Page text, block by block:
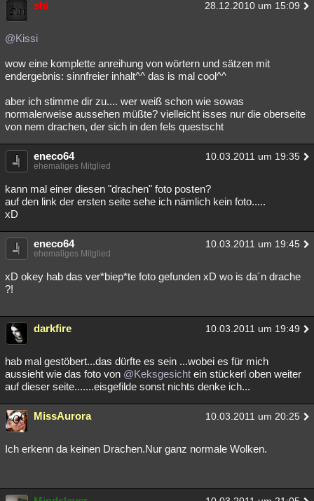
shi 28.12.2010 um 15:09
@Kissi
wow eine komplette anreihung von wörtern und sätzen mit
endergebnis: sinnfreier inhalt^^ das is mal cool^^
aber ich stimme dir zu.... wer weiß schon wie sowas
normalerweise aussehen müßte? vielleicht isses nur die oberseite
von nem drachen, der sich in den fels questscht
eneco64 10.03.2011 um 19:35
ehemaliges Mitglied
kann mal einer diesen "drachen" foto posten?
auf den link der ersten seite sehe ich nämlich kein foto.....
xD
eneco64 10.03.2011 um 19:45
ehemaliges Mitglied
xD okey hab das ver*biep*te foto gefunden xD wo is da´n drache
?!
darkfire 10.03.2011 um 19:49
hab mal gestöbert...das dürfte es sein ...wobei es für mich
aussieht wie das foto von @Keksgesicht ein stückerl oben weiter
auf dieser seite.......eisgefilde sonst nichts denke ich...
MissAurora 10.03.2011 um 20:25
Ich erkenn da keinen Drachen.Nur ganz normale Wolken.